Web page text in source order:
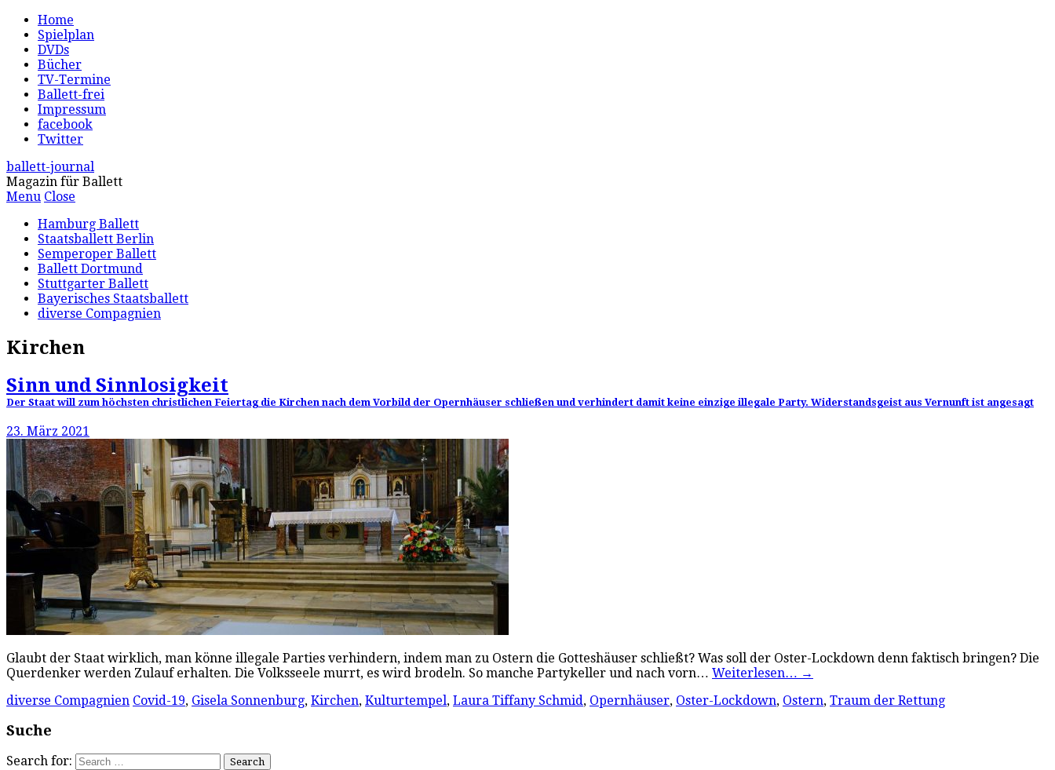
Home
Spielplan
DVDs
Bücher
TV-Termine
Ballett-frei
Impressum
facebook
Twitter
ballett-journal
Magazin für Ballett
Menu Close
Hamburg Ballett
Staatsballett Berlin
Semperoper Ballett
Ballett Dortmund
Stuttgarter Ballett
Bayerisches Staatsballett
diverse Compagnien
Kirchen
Sinn und Sinnlosigkeit
Der Staat will zum höchsten christlichen Feiertag die Kirchen nach dem Vorbild der Opernhäuser schließen und verhindert damit keine einzige illegale Party. Widerstandsgeist aus Vernunft ist angesagt
23. März 2021
Glaubt der Staat wirklich, man könne illegale Parties verhindern, indem man zu Ostern die Gotteshäuser schließt? Was soll der Oster-Lockdown denn faktisch bringen? Die
Querdenker werden Zulauf erhalten. Die Volksseele murrt, es wird brodeln. So manche Partykeller und nach vorn… Weiterlesen… →
diverse Compagnien Covid-19, Gisela Sonnenburg, Kirchen, Kulturtempel, Laura Tiffany Schmid, Opernhäuser, Oster-Lockdown, Ostern, Traum der Rettung
Suche
Search for: